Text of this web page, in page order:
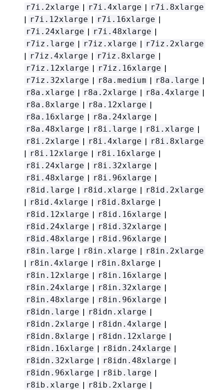
r7i.2xlarge | r7i.4xlarge | r7i.8xlarge
| r7i.12xlarge | r7i.16xlarge |
r7i.24xlarge | r7i.48xlarge |
r7iz.large | r7iz.xlarge | r7iz.2xlarge
| r7iz.4xlarge | r7iz.8xlarge |
r7iz.12xlarge | r7iz.16xlarge |
r7iz.32xlarge | r8a.medium | r8a.large |
r8a.xlarge | r8a.2xlarge | r8a.4xlarge |
r8a.8xlarge | r8a.12xlarge |
r8a.16xlarge | r8a.24xlarge |
r8a.48xlarge | r8i.large | r8i.xlarge |
r8i.2xlarge | r8i.4xlarge | r8i.8xlarge
| r8i.12xlarge | r8i.16xlarge |
r8i.24xlarge | r8i.32xlarge |
r8i.48xlarge | r8i.96xlarge |
r8id.large | r8id.xlarge | r8id.2xlarge
| r8id.4xlarge | r8id.8xlarge |
r8id.12xlarge | r8id.16xlarge |
r8id.24xlarge | r8id.32xlarge |
r8id.48xlarge | r8id.96xlarge |
r8in.large | r8in.xlarge | r8in.2xlarge
| r8in.4xlarge | r8in.8xlarge |
r8in.12xlarge | r8in.16xlarge |
r8in.24xlarge | r8in.32xlarge |
r8in.48xlarge | r8in.96xlarge |
r8idn.large | r8idn.xlarge |
r8idn.2xlarge | r8idn.4xlarge |
r8idn.8xlarge | r8idn.12xlarge |
r8idn.16xlarge | r8idn.24xlarge |
r8idn.32xlarge | r8idn.48xlarge |
r8idn.96xlarge | r8ib.large |
r8ib.xlarge | r8ib.2xlarge |